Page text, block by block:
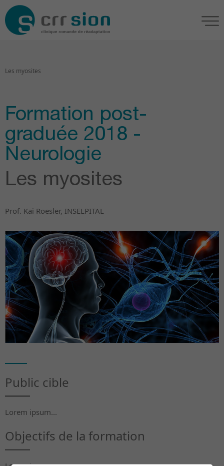
Les myosites
Formation post-
graduée 2018 -
Neurologie
Les myosites
Prof. Kai Roesler, INSELPITAL
Public cible
Lorem ipsum...
Objectifs de la formation